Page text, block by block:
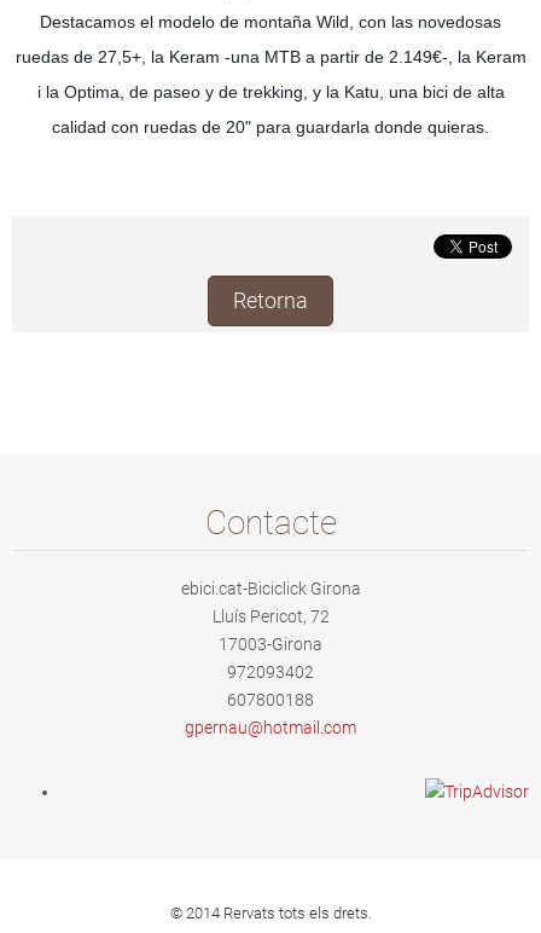
Destacamos el modelo de montaña Wild, con las novedosas
ruedas de 27,5+, la Keram -una MTB a partir de 2.149€-, la Keram
i la Optima, de paseo y de trekking, y la Katu, una bici de alta
calidad con ruedas de 20" para guardarla donde quieras.
Retorna
Contacte
ebici.cat-Biciclick Girona
Lluís Pericot, 72
17003-Girona
972093402
607800188
gpernau@hotmail.com
© 2014 Rervats tots els drets.